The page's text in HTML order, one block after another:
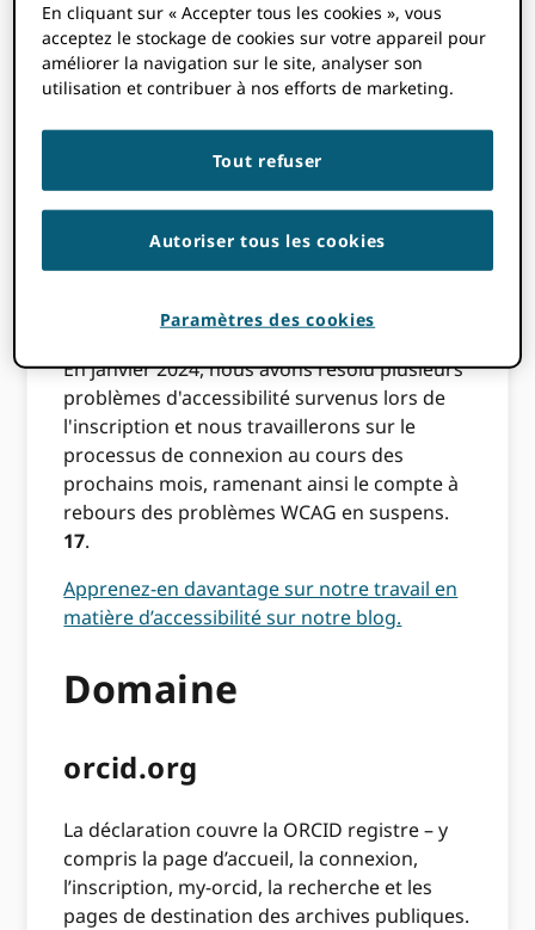
la bienvenue, respectée et traitée avec
dignité.
En 2023, nous avons réalisé des progrès
significatifs vers les WCAG 2.1 AA et réduit le
nombre de problèmes WCAG A et AA dans le
ORCID registre de50à21.
En juin 2023, nous avons entrepris un
deuxième audit d'accessibilité, notre norme
WCAG 2.2 récemment publiés.
En janvier 2024, nous avons résolu plusieurs
problèmes d'accessibilité survenus lors de
l'inscription et nous travaillerons sur le
processus de connexion au cours des
prochains mois, ramenant ainsi le compte à
rebours des problèmes WCAG en suspens.
17.
Apprenez-en davantage sur notre travail en
matière d’accessibilité sur notre blog.
Domaine
orcid.org
La déclaration couvre la ORCID registre – y
compris la page d’accueil, la connexion,
l’inscription, my-orcid, la recherche et les
pages de destination des archives publiques.
En cliquant sur « Accepter tous les cookies », vous
acceptez le stockage de cookies sur votre appareil pour
améliorer la navigation sur le site, analyser son
utilisation et contribuer à nos efforts de marketing.
Tout refuser
Autoriser tous les cookies
Paramètres des cookies